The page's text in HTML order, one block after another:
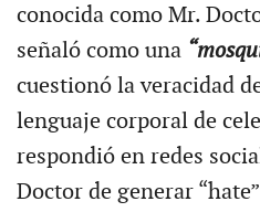
conocida como Mr.
señaló como una
cuestionó la veracidad
lenguaje corporal de
respondió en redes
Doctor de generar